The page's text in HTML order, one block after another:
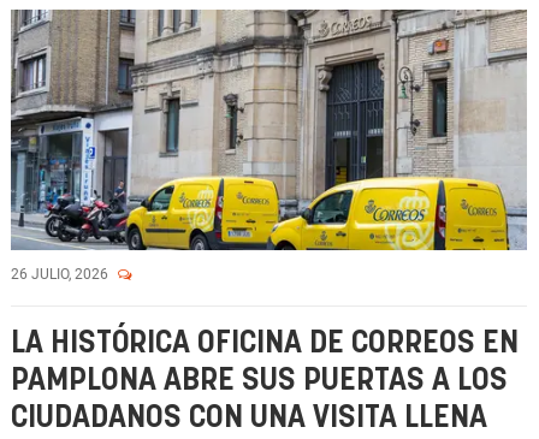
26 JULIO, 2026
LA HISTÓRICA OFICINA DE CORREOS EN
PAMPLONA ABRE SUS PUERTAS A LOS
CIUDADANOS CON UNA VISITA LLENA